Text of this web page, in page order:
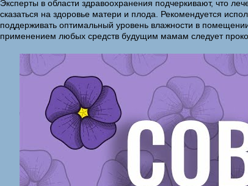
Эксперты в области здравоохранения подчеркивают, что
сказаться на здоровье матери и плода. Рекомендуется
поддерживать оптимальный уровень влажности в
применением любых средств будущим мамам следует